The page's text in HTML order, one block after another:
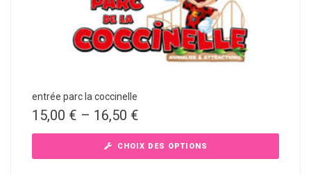
entrée parc la coccinelle
15,00 € – 16,50 €
CHOIX DES OPTIONS